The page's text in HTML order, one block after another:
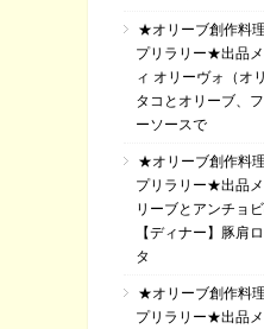
★オリーブ創作料
プリラリー★出品
ィ オリーヴォ（オ
タコとオリーブ、
ーソースで
★オリーブ創作料
プリラリー★出品
リーブとアンチョ
【ディナー】豚肩
タ
★オリーブ創作料
プリラリー★出品